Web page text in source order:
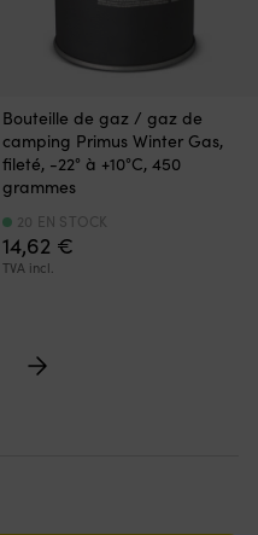
Bouteille de gaz / gaz de
camping Primus Winter Gas,
fileté, -22° à +10°C, 450
grammes
14,62 €
TVA incl.
20 EN STOCK